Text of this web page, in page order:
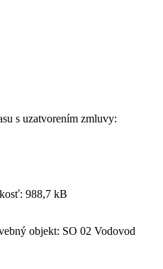
s uzatvorením zmluvy:
988,7 kB
objekt: SO 02 Vodovod